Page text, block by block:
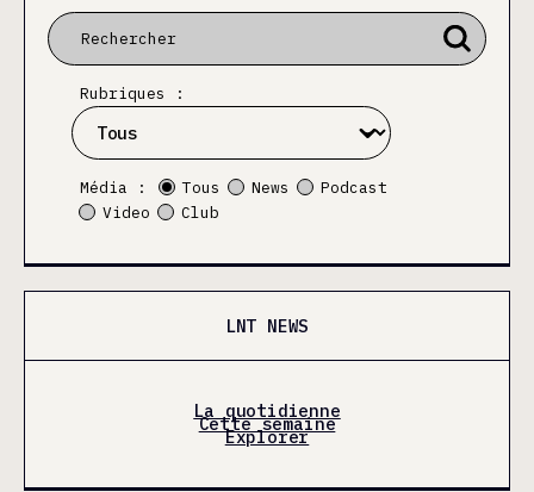
Rubriques :
Média : Tous News
Podcast
Video
Club
LNT NEWS
La quotidienne
Cette semaine
Explorer